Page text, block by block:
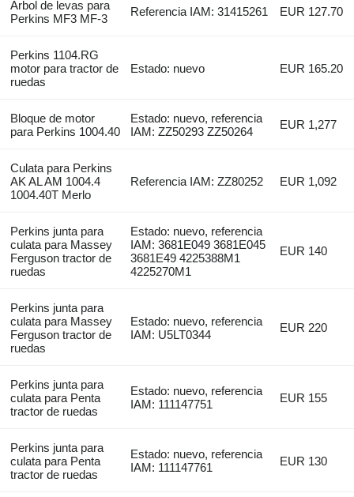
Árbol de levas para
Perkins MF3 MF-3
Referencia IAM: 31415261 EUR 127.70
Perkins 1104.RG
motor para tractor de
ruedas
Estado: nuevo EUR 165.20
Bloque de motor
para Perkins 1004.40
Estado: nuevo, referencia
IAM: ZZ50293 ZZ50264
EUR 1,277
Culata para Perkins
AK AL AM 1004.4
1004.40T Merlo
Referencia IAM: ZZ80252 EUR 1,092
Perkins junta para
culata para Massey
Ferguson tractor de
ruedas
Estado: nuevo, referencia
IAM: 3681E049 3681E045
3681E49 4225388M1
4225270M1
EUR 140
Perkins junta para
culata para Massey
Ferguson tractor de
ruedas
Estado: nuevo, referencia
IAM: U5LT0344
EUR 220
Perkins junta para
culata para Penta
tractor de ruedas
Estado: nuevo, referencia
IAM: 111147751
EUR 155
Perkins junta para
culata para Penta
tractor de ruedas
Estado: nuevo, referencia
IAM: 111147761
EUR 130